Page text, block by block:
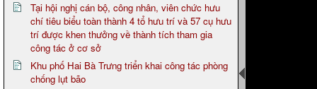
Tại hội nghị cán bộ, công nhân, viên chức hưu
chí tiêu biểu toàn thành 4 tổ hưu trí và 57 cụ hưu
trí được khen thưởng về thành tích tham gia
công tác ở cơ sở
Khu phố Hai Bà Trưng triển khai công tác phòng
chống lụt bão